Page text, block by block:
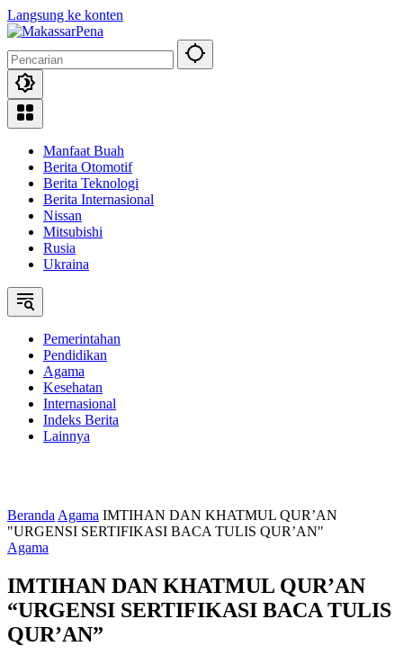
Langsung ke konten
Manfaat Buah
Berita Otomotif
Berita Teknologi
Berita Internasional
Nissan
Mitsubishi
Rusia
Ukraina
Pemerintahan
Pendidikan
Agama
Kesehatan
Internasional
Indeks Berita
Lainnya
Beranda Agama IMTIHAN DAN KHATMUL QUR’AN
"URGENSI SERTIFIKASI BACA TULIS QUR’AN"
Agama
IMTIHAN DAN KHATMUL QUR’AN
“URGENSI SERTIFIKASI BACA TULIS
QUR’AN”